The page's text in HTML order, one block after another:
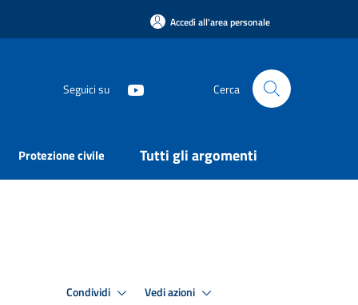
Accedi all'area personale
Seguici su Cerca
Protezione civile Tutti gli argomenti
Condividi Vedi azioni